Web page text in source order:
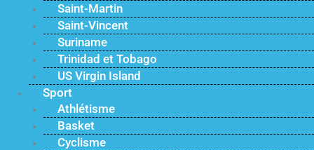
Saint-Martin
Saint-Vincent
Suriname
Trinidad et Tobago
US Virgin Island
Sport
Athlétisme
Basket
Cyclisme